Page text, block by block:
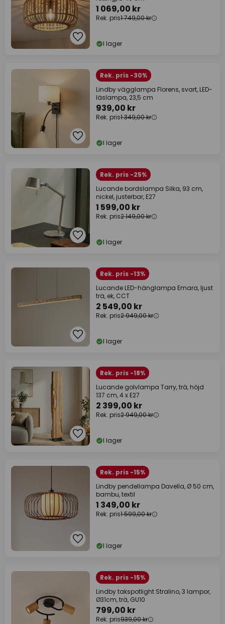
1 069,00 kr
Rek. pris1 749,00 kr
I lager
Rek. pris -30%
Lindby vägglampa Florens, svart, LED-
läslampa, 23,5 cm
939,00 kr
Rek. pris1 349,00 kr
I lager
Rek. pris -25%
Lucande bordslampa Silka, 93 cm,
nickel, justerbar, E27
1 599,00 kr
Rek. pris2 149,00 kr
I lager
Rek. pris -13%
Lucande LED-hänglampa Emara, ljust
trä, ek, CCT
2 549,00 kr
Rek. pris2 949,00 kr
I lager
Rek. pris -18%
Lucande golvlampa Tarry, trä, höjd
137 cm, 4 x E27
2 399,00 kr
Rek. pris2 949,00 kr
I lager
Rek. pris -15%
Lindby pendellampa Davella, Ø 50 cm,
bambu, textil
1 349,00 kr
Rek. pris1 599,00 kr
I lager
Rek. pris -15%
Lindby takspotlight Stralino, 3 lampor,
Ø31cm, trä, GU10
799,00 kr
Rek. pris939,00 kr